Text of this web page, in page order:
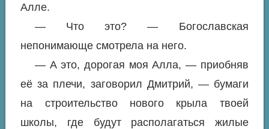
Алле.
— Что это? — Богославская
непонимающе смотрела на него.
— А это, дорогая моя Алла, — приобняв
её за плечи, заговорил Дмитрий, — бумаги
на строительство нового крыла твоей
школы, где будут располагаться жилые